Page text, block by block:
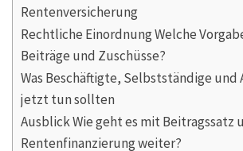
Rentenversicherung
Rechtliche Einordnung Welche
Beiträge und Zuschüsse?
Was Beschäftigte, Selbstständige
jetzt tun sollten
Ausblick Wie geht es mit Beitragssatz
Rentenfinanzierung weiter?